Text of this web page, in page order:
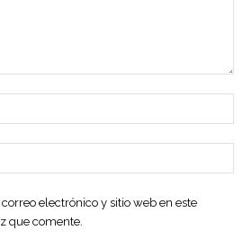
electrónico y sitio web en este
que comente.